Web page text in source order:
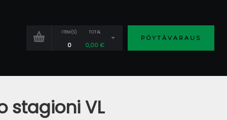
ITEM(S)
0
TOTAL
0,00€
PÖYTÄVARAUS
stagioni VL